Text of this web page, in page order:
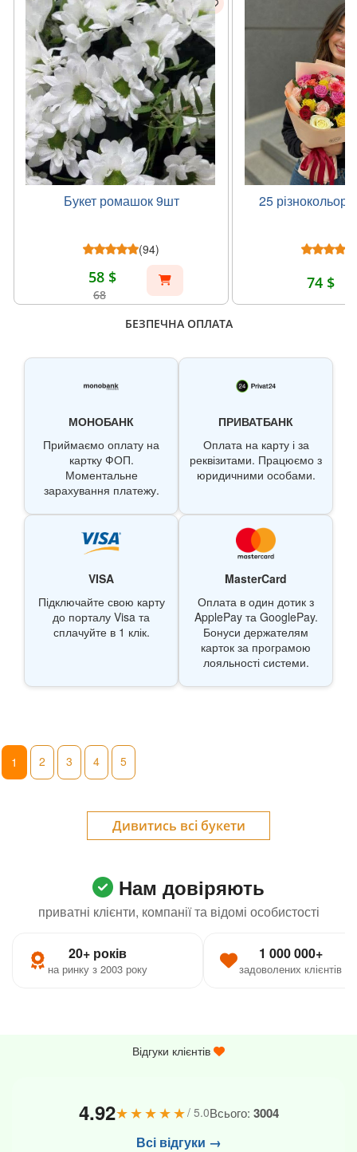
Букет ромашок 9шт
(94)
58 $
68
25
74 $
БЕЗПЕЧНА ОПЛАТА
МОНОБАНК
Приймаємо оплату на
картку ФОП.
Моментальне
зарахування платежу.
ПРИВАТБАНК
Оплата на карту і за
реквізитами. Працюємо з
юридичними особами.
VISA
Підключайте свою карту
до порталу Visa та
сплачуйте в 1 клік.
MasterCard
Оплата в один дотик з
ApplePay та GooglePay.
Бонуси держателям
карток за програмою
лояльності системи.
1 2 3 4 5
Дивитись всі букети
Нам довіряють
приватні клієнти, компанії та відомі особистості
20+ років
на ринку з 2003 року
1 000 000+
задоволених клієнтів
Відгуки клієнтів
4.92★★★★★/ 5.0Всього: 3004
Всі відгуки →